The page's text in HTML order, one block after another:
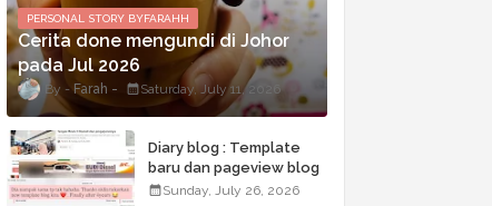
PERSONAL STORY BYFARAHH
Cerita done mengundi di Johor
pada Jul 2026
Farah Saturday, July 11, 2026
Diary blog : Template
baru dan pageview blog
terkini
Sunday, July 26, 2026